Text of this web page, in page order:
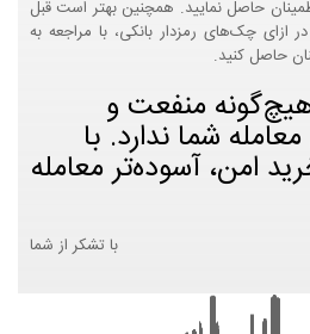
حاصل نمایید. همچنین بهتر است قبل
ازای چک‌های رمزدار بانکی، با مراجعه به
حاصل کنید.
منفعت و
شما ندارد. با
امن، آسوده‌تر معامله
با تشکر از شما